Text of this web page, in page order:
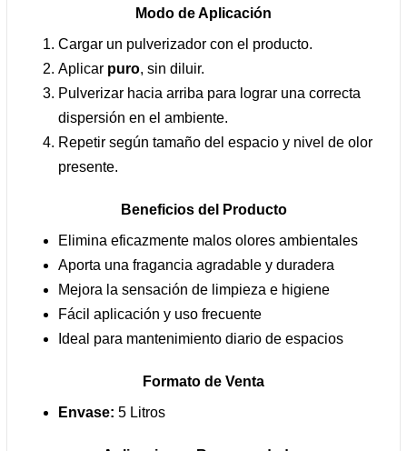
Modo de Aplicación
Cargar un pulverizador con el producto.
Aplicar puro, sin diluir.
Pulverizar hacia arriba para lograr una correcta
dispersión en el ambiente.
Repetir según tamaño del espacio y nivel de olor
presente.
Beneficios del Producto
Elimina eficazmente malos olores ambientales
Aporta una fragancia agradable y duradera
Mejora la sensación de limpieza e higiene
Fácil aplicación y uso frecuente
Ideal para mantenimiento diario de espacios
Formato de Venta
Envase: 5 Litros